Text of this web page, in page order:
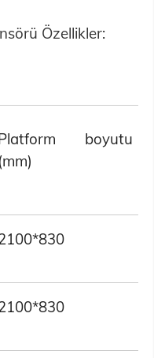
Özellikler:
boyutu
(mm)